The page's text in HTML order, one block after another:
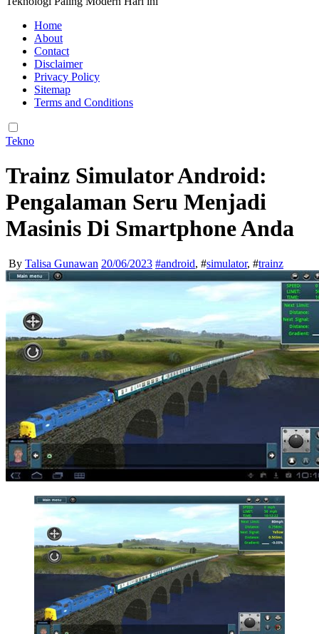
Home
About
Contact
Disclaimer
Privacy Policy
Sitemap
Terms and Conditions
Tekno
Trainz Simulator Android:
Pengalaman Seru Menjadi
Masinis Di Smartphone Anda
By Talisa Gunawan 20/06/2023 #android, #simulator, #trainz